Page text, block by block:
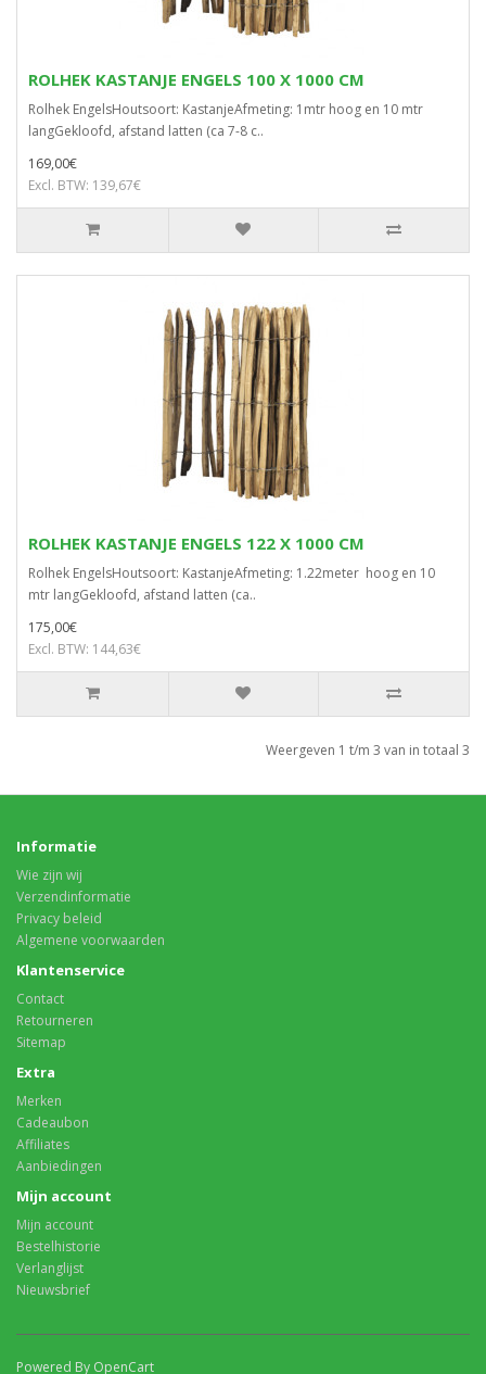
ROLHEK KASTANJE ENGELS 100 X 1000 CM
Rolhek EngelsHoutsoort: KastanjeAfmeting: 1mtr hoog en 10 mtr
langGekloofd, afstand latten (ca 7-8 c..
169,00€
Excl. BTW: 139,67€
ROLHEK KASTANJE ENGELS 122 X 1000 CM
Rolhek EngelsHoutsoort: KastanjeAfmeting: 1.22meter hoog en 10
mtr langGekloofd, afstand latten (ca..
175,00€
Excl. BTW: 144,63€
Weergeven 1 t/m 3 van in totaal 3
Informatie
Wie zijn wij
Verzendinformatie
Privacy beleid
Algemene voorwaarden
Klantenservice
Contact
Retourneren
Sitemap
Extra
Merken
Cadeaubon
Affiliates
Aanbiedingen
Mijn account
Mijn account
Bestelhistorie
Verlanglijst
Nieuwsbrief
Powered By OpenCart